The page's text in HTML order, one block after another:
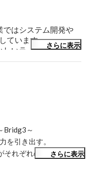
ではシステム開発や
ています。​
しいラーメン屋さんを
さらに表示
Bridg3～
を引き出す。
それぞれの境界を超え
さらに表示